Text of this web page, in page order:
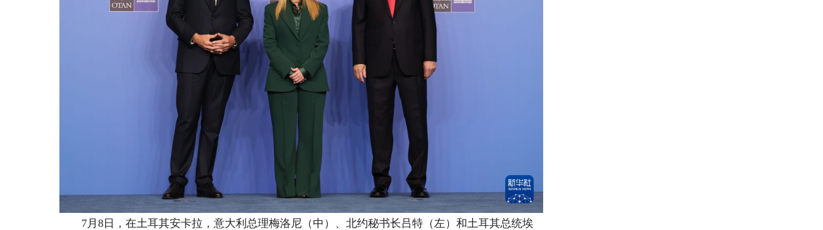
7月8日，在土耳其安卡拉，意大利总理梅洛尼（中）、北约秘书长吕特（左）和土耳其总统埃